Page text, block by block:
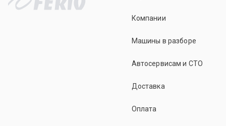
Компании
Машины в разборе
Автосервисам и СТО
Доставка
Оплата